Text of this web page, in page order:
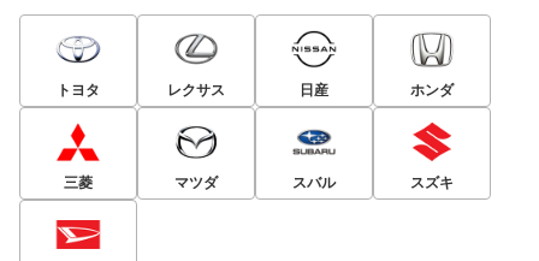
オットマン、快適温熱＋ベンチレーション機能が標準とな
る。装備も24インチ液晶ディスプレイ、JBLプレミアムサ
ウンドシステム、冷蔵庫、ローズウッドの本木目パネルが
装備されるなど、贅を尽くしたモデルだけに一括査定でも
注目される存在となるはず。
2代目アルファードに設定されていた240Sは2.4リッター
トヨタ レクサス 日産 ホンダ
三菱 マツダ スバル スズキ